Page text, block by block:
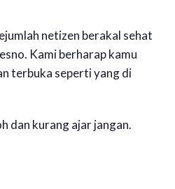
netizen berakal sehat
Kami berharap kamu
terbuka seperti yang di
dan kurang ajar jangan.